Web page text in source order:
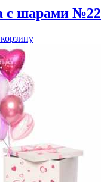
с шарами №22